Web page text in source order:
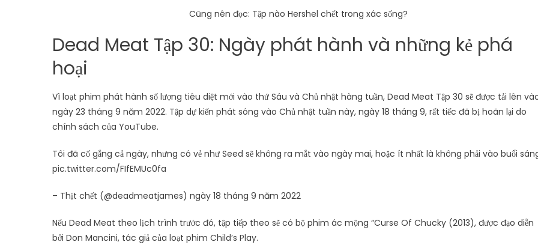
Cũng nên đọc: Tập nào Hershel chết trong xác sống?
Dead Meat Tập 30: Ngày phát hành và những kẻ phá
hoại
Vì loạt phim phát hành số lượng tiêu diệt mới vào thứ Sáu và Chủ nhật hàng tuần, Dead Meat Tập 30 sẽ được tải lên
ngày 23 tháng 9 năm 2022. Tập dự kiến ​​phát sóng vào Chủ nhật tuần này, ngày 18 tháng 9, rất tiếc đã bị hoãn lại do
chính sách của YouTube.
Tôi đã cố gắng cả ngày, nhưng có vẻ như Seed sẽ không ra mắt vào ngày mai, hoặc ít nhất là không phải vào buổi
pic.twitter.com/FIfEMUc0fa
– Thịt chết (@deadmeatjames) ngày 18 tháng 9 năm 2022
Nếu Dead Meat theo lịch trình trước đó, tập tiếp theo sẽ có bộ phim ác mộng “Curse Of Chucky (2013), được đạo diễn
bởi Don Mancini, tác giả của loạt phim Child’s Play.